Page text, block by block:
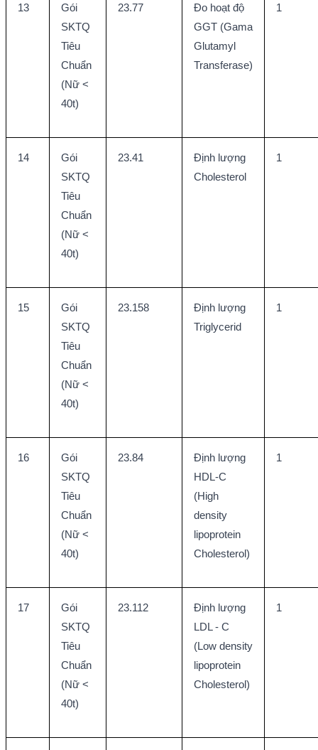
13
Gói
SKTQ
Tiêu
Chuẩn
(Nữ <
40t)
23.77
Đo hoạt độ
GGT (Gama
Glutamyl
Transferase)
1
14
Gói
SKTQ
Tiêu
Chuẩn
(Nữ <
40t)
23.41
Định lượng
Cholesterol
1
15
Gói
SKTQ
Tiêu
Chuẩn
(Nữ <
40t)
23.158
Định lượng
Triglycerid
1
16
Gói
SKTQ
Tiêu
Chuẩn
(Nữ <
40t)
23.84
Định lượng
HDL-C
(High
density
lipoprotein
Cholesterol)
1
17
Gói
SKTQ
Tiêu
Chuẩn
(Nữ <
40t)
23.112
Định lượng
LDL - C
(Low density
lipoprotein
Cholesterol)
1